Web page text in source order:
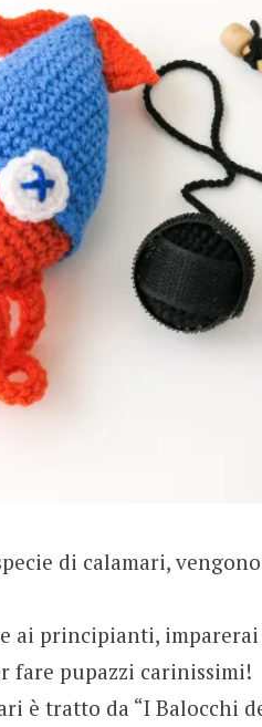
di calamari,
ai principianti,
fare pupazzi carinissimi!
è tratto da “I Balocchi